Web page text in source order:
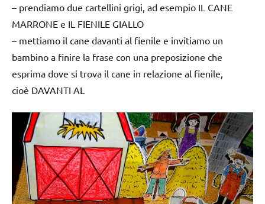
– prendiamo due cartellini grigi, ad esempio IL CANE
MARRONE e IL FIENILE GIALLO
– mettiamo il cane davanti al fienile e invitiamo un
bambino a finire la frase con una preposizione che
esprima dove si trova il cane in relazione al fienile,
cioè DAVANTI AL